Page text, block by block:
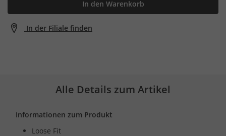
In den Warenkorb
In der Filiale finden
Alle Details zum Artikel
Informationen zum Produkt
Loose Fit